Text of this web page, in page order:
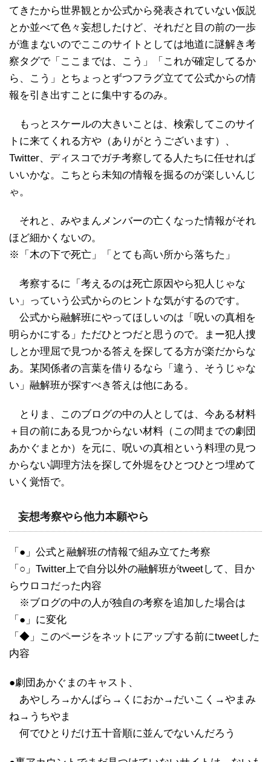
てきたから世界観とか公式から発表されていない仮説
とか並べて色々妄想したけど、それだと目の前の一歩
が進まないのでここのサイトとしては地道に謎解き考
察タグで「ここまでは、こう」「これが確定してるか
ら、こう」とちょっとずつフラグ立てて公式からの情
報を引き出すことに集中するのみ。
もっとスケールの大きいことは、検索してこのサイ
トに来てくれる方や（ありがとうございます）、
Twitter、ディスコでガチ考察してる人たちに任せれば
いいかな。こちとら未知の情報を掘るのが楽しいんじ
ゃ。
それと、みやまんメンバーの亡くなった情報がそれ
ほど細かくないの。
※「木の下で死亡」「とても高い所から落ちた」
考察するに「考えるのは死亡原因やら犯人じゃな
い」っていう公式からのヒントな気がするのです。
公式から融解班にやってほしいのは「呪いの真相を
明らかにする」ただひとつだと思うので。まー犯人捜
しとか理屈で見つかる答えを探してる方が楽だからな
あ。某関係者の言葉を借りるなら「違う、そうじゃな
い」融解班が探すべき答えは他にある。
とりま、このブログの中の人としては、今ある材料
＋目の前にある見つからない材料（この間までの劇団
あかぐまとか）を元に、呪いの真相という料理の見つ
からない調理方法を探して外堀をひとつひとつ埋めて
いく覚悟で。
妄想考察やら他力本願やら
「●」公式と融解班の情報で組み立てた考察
「○」Twitter上で自分以外の融解班がtweetして、目か
らウロコだった内容
※ブログの中の人が独自の考察を追加した場合は
「●」に変化
「◆」このページをネットにアップする前にtweetした
内容
●劇団あかぐまのキャスト、
あやしろ→かんばら→くにおか→だいこく→やまみ
ね→うちやま
何でひとりだけ五十音順に並んでないんだろう